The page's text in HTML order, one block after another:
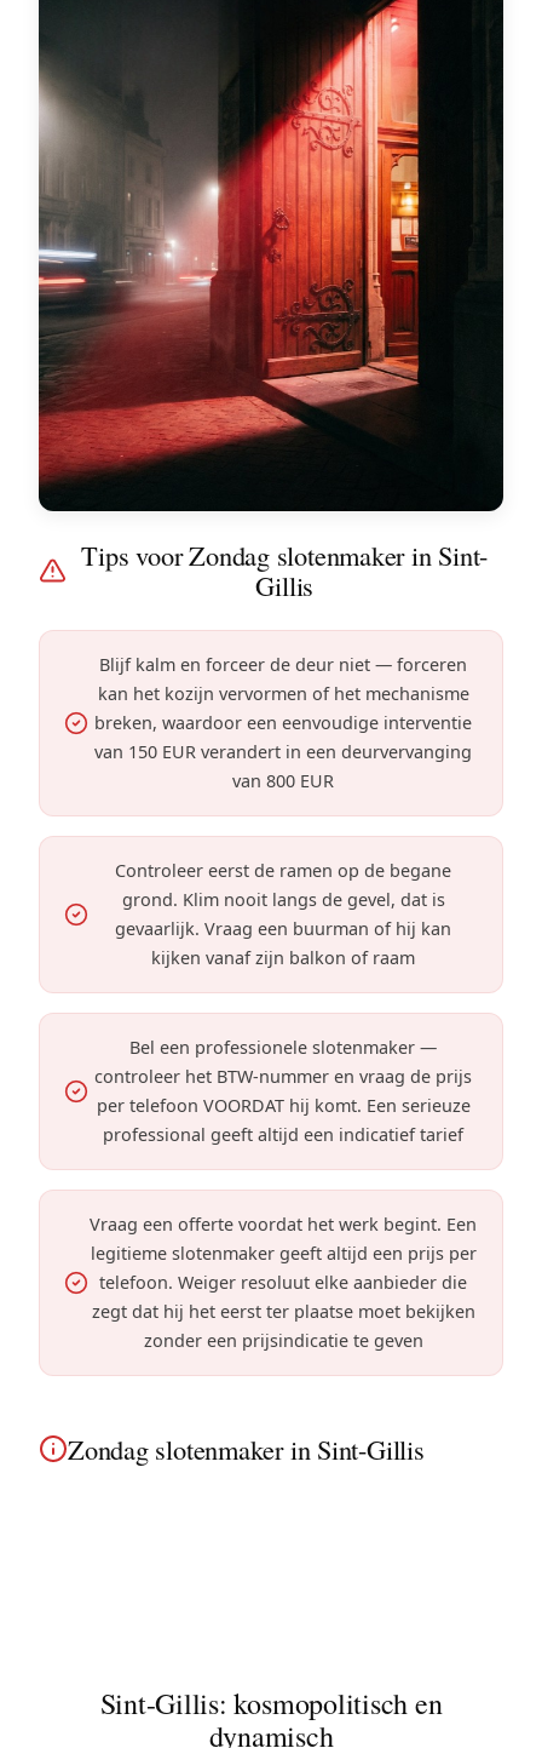
Tips voor Zondag slotenmaker in Sint-
Gillis
Blijf kalm en forceer de deur niet — forceren
kan het kozijn vervormen of het mechanisme
breken, waardoor een eenvoudige interventie
van 150 EUR verandert in een deurvervanging
van 800 EUR
Controleer eerst de ramen op de begane
grond. Klim nooit langs de gevel, dat is
gevaarlijk. Vraag een buurman of hij kan
kijken vanaf zijn balkon of raam
Bel een professionele slotenmaker —
controleer het BTW-nummer en vraag de prijs
per telefoon VOORDAT hij komt. Een serieuze
professional geeft altijd een indicatief tarief
Vraag een offerte voordat het werk begint. Een
legitieme slotenmaker geeft altijd een prijs per
telefoon. Weiger resoluut elke aanbieder die
zegt dat hij het eerst ter plaatse moet bekijken
zonder een prijsindicatie te geven
Zondag slotenmaker in Sint-Gillis
Sint-Gillis: kosmopolitisch en
dynamisch